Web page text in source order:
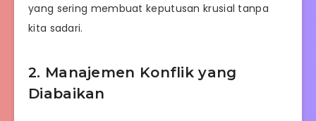
yang sering membuat keputusan krusial tanpa
kita sadari.
2. Manajemen Konflik yang
Diabaikan